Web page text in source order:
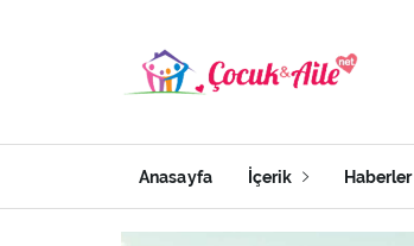
Anasayfa İçerik Haberler